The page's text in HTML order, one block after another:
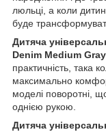
люльці, а коли
буде
Дитяча
Denim Medium Gray
практичність, така
максимально
моделі поворотні,
однією рукою.
Дитяча